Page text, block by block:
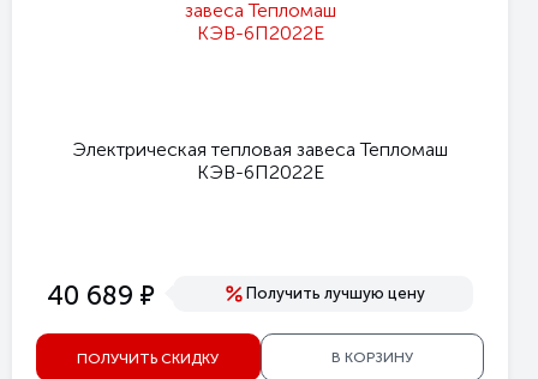
Электрическая тепловая завеса Тепломаш
КЭВ-6П2022Е
40 689 е Получить лучшую цену
ПОЛУЧИТЬ СКИДКУ В КОРЗИНУ